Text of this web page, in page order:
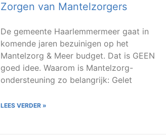
Zorgen van Mantelzorgers
De gemeente Haarlemmermeer gaat in
komende jaren bezuinigen op het
Mantelzorg & Meer budget. Dat is GEEN
goed idee. Waarom is Mantelzorg-
ondersteuning zo belangrijk: Gelet
LEES VERDER »